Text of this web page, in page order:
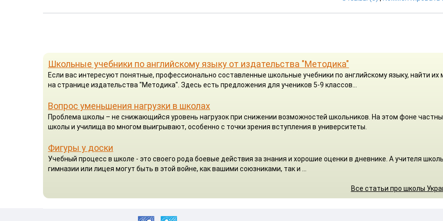
Школьные учебники по английскому языку от издательства "Методика"
Если вас интересуют понятные, профессионально составленные школьные учебники по английскому языку, найти их
на странице издательства "Методика". Здесь есть предложения для учеников 5-9 классов...
Вопрос уменьшения нагрузки в школах
Проблема школы – не снижающийся уровень нагрузок при снижении возможностей школьников. На этом фоне
школы и училища во многом выигрывают, особенно с точки зрения вступления в университеты.
Фигуры у доски
Учебный процесс в школе - это своего рода боевые действия за знания и хорошие оценки в дневнике. А учителя
гимназии или лицея могут быть в этой войне, как вашими союзниками, так и ...
Все статьи про школы